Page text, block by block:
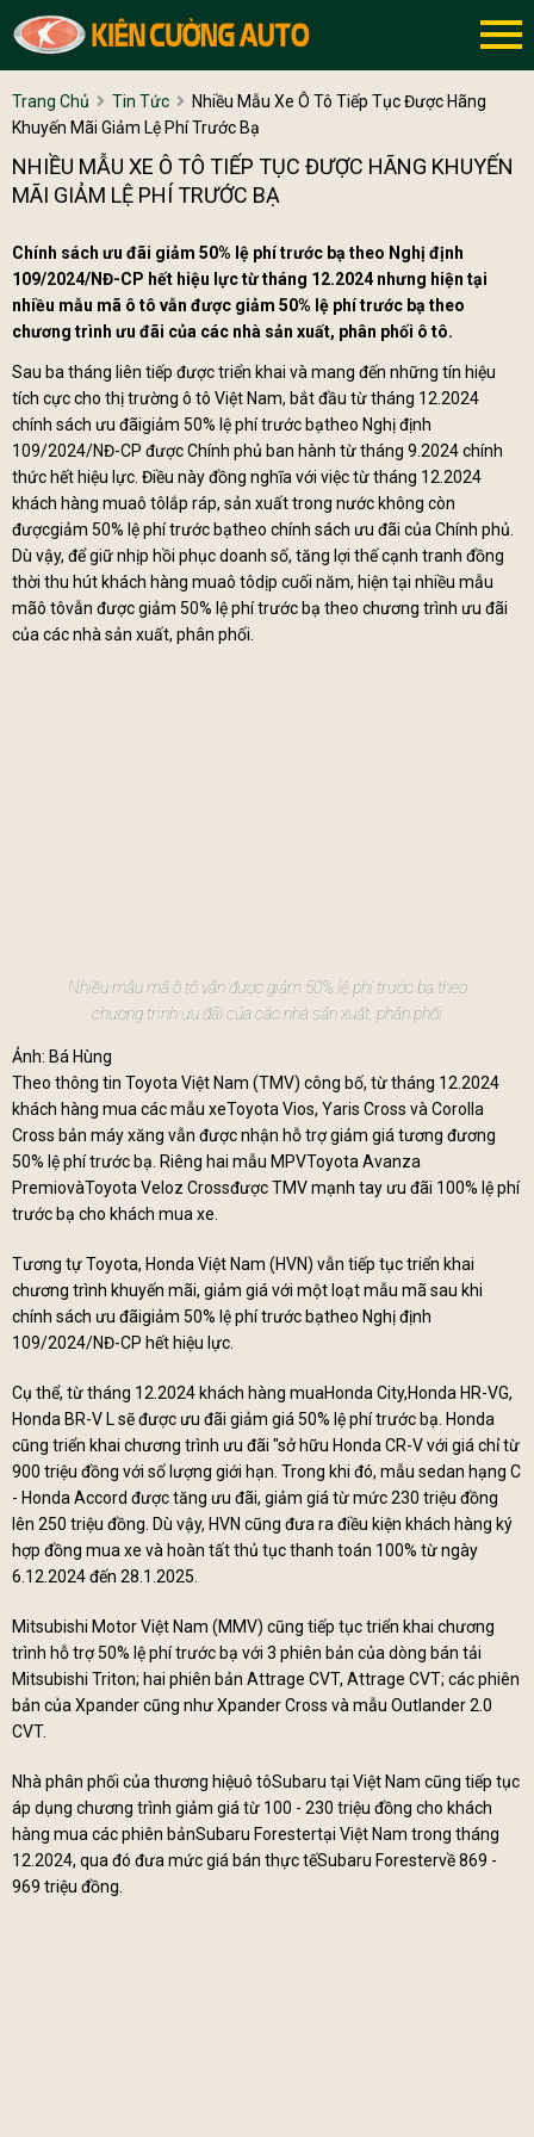
Trang Chủ Tin Tức
Nhiều Mẫu Xe Ô Tô Tiếp Tục Được Hãng
Khuyến Mãi Giảm Lệ Phí Trước Bạ
NHIỀU MẪU XE Ô TÔ TIẾP TỤC ĐƯỢC HÃNG KHUYẾN
MÃI GIẢM LỆ PHÍ TRƯỚC BẠ
Chính sách ưu đãi giảm 50% lệ phí trước bạ theo Nghị định
109/2024/NĐ-CP hết hiệu lực từ tháng 12.2024 nhưng hiện tại
nhiều mẫu mã ô tô vẫn được giảm 50% lệ phí trước bạ theo
chương trình ưu đãi của các nhà sản xuất, phân phối ô tô.
Sau ba tháng liên tiếp được triển khai và mang đến những tín hiệu
tích cực cho thị trường ô tô Việt Nam, bắt đầu từ tháng 12.2024
chính sách ưu đãigiảm 50% lệ phí trước bạtheo Nghị định
109/2024/NĐ-CP được Chính phủ ban hành từ tháng 9.2024 chính
thức hết hiệu lực. Điều này đồng nghĩa với việc từ tháng 12.2024
khách hàng muaô tôlắp ráp, sản xuất trong nước không còn
đượcgiảm 50% lệ phí trước bạtheo chính sách ưu đãi của Chính phủ.
Dù vậy, để giữ nhịp hồi phục doanh số, tăng lợi thế cạnh tranh đồng
thời thu hút khách hàng muaô tôdịp cuối năm, hiện tại nhiều mẫu
mãô tôvẫn được giảm 50% lệ phí trước bạ theo chương trình ưu đãi
của các nhà sản xuất, phân phối.
Nhiều mẫu mã ô tô vẫn được giảm 50% lệ phí trước bạ theo
chương trình ưu đãi của các nhà sản xuất, phân phối
Ảnh: Bá Hùng
Theo thông tin Toyota Việt Nam (TMV) công bố, từ tháng 12.2024
khách hàng mua các mẫu xeToyota Vios, Yaris Cross và Corolla
Cross bản máy xăng vẫn được nhận hỗ trợ giảm giá tương đương
50% lệ phí trước bạ. Riêng hai mẫu MPVToyota Avanza
PremiovàToyota Veloz Crossđược TMV mạnh tay ưu đãi 100% lệ phí
trước bạ cho khách mua xe.
Tương tự Toyota, Honda Việt Nam (HVN) vẫn tiếp tục triển khai
chương trình khuyến mãi, giảm giá với một loạt mẫu mã sau khi
chính sách ưu đãigiảm 50% lệ phí trước bạtheo Nghị định
109/2024/NĐ-CP hết hiệu lực.
Cụ thể, từ tháng 12.2024 khách hàng muaHonda City,Honda HR-VG,
Honda BR-V L sẽ được ưu đãi giảm giá 50% lệ phí trước bạ. Honda
cũng triển khai chương trình ưu đãi "sở hữu Honda CR-V với giá chỉ từ
900 triệu đồng với số lượng giới hạn. Trong khi đó, mẫu sedan hạng C
- Honda Accord được tăng ưu đãi, giảm giá từ mức 230 triệu đồng
lên 250 triệu đồng. Dù vậy, HVN cũng đưa ra điều kiện khách hàng ký
hợp đồng mua xe và hoàn tất thủ tục thanh toán 100% từ ngày
6.12.2024 đến 28.1.2025.
Mitsubishi Motor Việt Nam (MMV) cũng tiếp tục triển khai chương
trình hỗ trợ 50% lệ phí trước bạ với 3 phiên bản của dòng bán tải
Mitsubishi Triton; hai phiên bản Attrage CVT, Attrage CVT; các phiên
bản của Xpander cũng như Xpander Cross và mẫu Outlander 2.0
CVT.
Nhà phân phối của thương hiệuô tôSubaru tại Việt Nam cũng tiếp tục
áp dụng chương trình giảm giá từ 100 - 230 triệu đồng cho khách
hàng mua các phiên bảnSubaru Forestertại Việt Nam trong tháng
12.2024, qua đó đưa mức giá bán thực tếSubaru Forestervề 869 -
969 triệu đồng.